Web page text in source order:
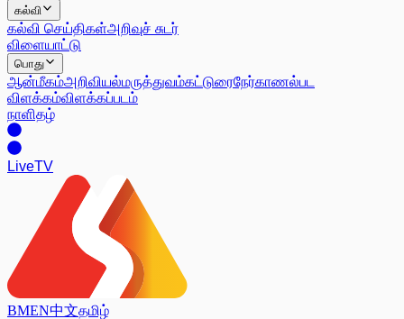
கல்வி
கல்வி செய்திகள்அறிவுச் சுடர்
விளையாட்டு
பொது
ஆன்மீகம்அறிவியல்மருத்துவம்கட்டுரைநேர்காணல்பட
விளக்கம்விளக்கப்படம்
நாளிதழ்
LiveTV
BMEN中文தமிழ்